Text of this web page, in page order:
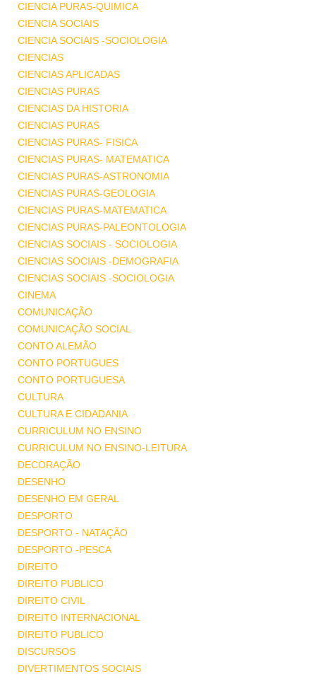
CIENCIA PURAS-QUIMICA
CIENCIA SOCIAIS
CIENCIA SOCIAIS -SOCIOLOGIA
CIENCIAS
CIENCIAS APLICADAS
CIENCIAS PURAS
CIENCIAS DA HISTORIA
CIENCIAS PURAS
CIENCIAS PURAS- FISICA
CIENCIAS PURAS- MATEMATICA
CIENCIAS PURAS-ASTRONOMIA
CIENCIAS PURAS-GEOLOGIA
CIENCIAS PURAS-MATEMATICA
CIENCIAS PURAS-PALEONTOLOGIA
CIENCIAS SOCIAIS - SOCIOLOGIA
CIENCIAS SOCIAIS -DEMOGRAFIA
CIENCIAS SOCIAIS -SOCIOLOGIA
CINEMA
COMUNICAÇÃO
COMUNICAÇÃO SOCIAL
CONTO ALEMÃO
CONTO PORTUGUES
CONTO PORTUGUESA
CULTURA
CULTURA E CIDADANIA
CURRICULUM NO ENSINO
CURRICULUM NO ENSINO-LEITURA
DECORAÇÃO
DESENHO
DESENHO EM GERAL
DESPORTO
DESPORTO - NATAÇÃO
DESPORTO -PESCA
DIREITO
DIREITO PUBLICO
DIREITO CIVIL
DIREITO INTERNACIONAL
DIREITO PUBLICO
DISCURSOS
DIVERTIMENTOS SOCIAIS